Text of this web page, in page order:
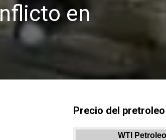
en
Precio del pretroleo
WTI